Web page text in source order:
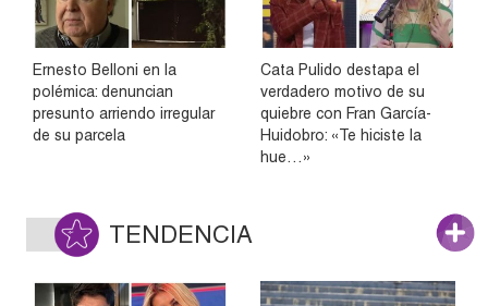
Ernesto Belloni en la
polémica: denuncian
presunto arriendo irregular
de su parcela
Cata Pulido destapa el
verdadero motivo de su
quiebre con Fran García-
Huidobro: «Te hiciste la
hue…»
TENDENCIA